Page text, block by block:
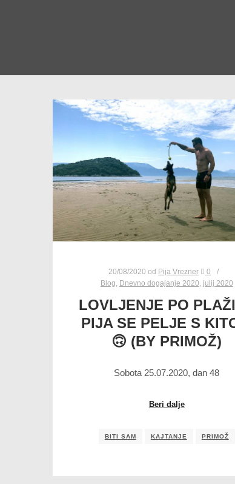
20/08/2020 od Pija Vrezner
0
Blog
Dnevno dogajanje 2020 julij 2020
LOVLJENJE PO
PIJA SE PELJE S
🙃 (BY PRIMOŽ)
Sobota 25.07.2020, dan 48
Beri dalje
BITI SAM KAJTANJE PRIMOŽ